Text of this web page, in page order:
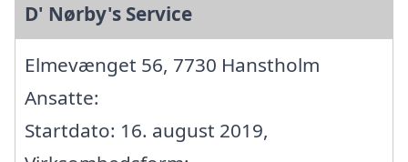
D' Nørby's Service
Elmevænget 56, 7730 Hanstholm
Ansatte:
Startdato: 16. august 2019,